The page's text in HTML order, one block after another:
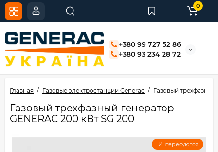
+380 99 727 52 86
+380 93 234 28 72
0
Главная Газовые электростанции Generac Газовый трехфазный
Газовый трехфазный генератор
GENERAC 200 кВт SG 200
Интересуются